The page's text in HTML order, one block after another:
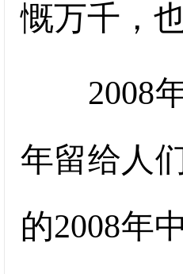
慨万千，
2008年
年留给人
的2008年